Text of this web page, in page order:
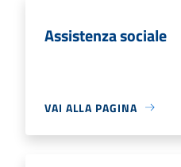
Assistenza sociale
VAI ALLA PAGINA